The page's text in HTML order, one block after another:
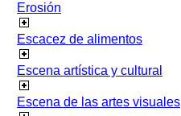
Erosión
Escacez de alimentos
Escena artística y cultural
Escena de las artes visuales